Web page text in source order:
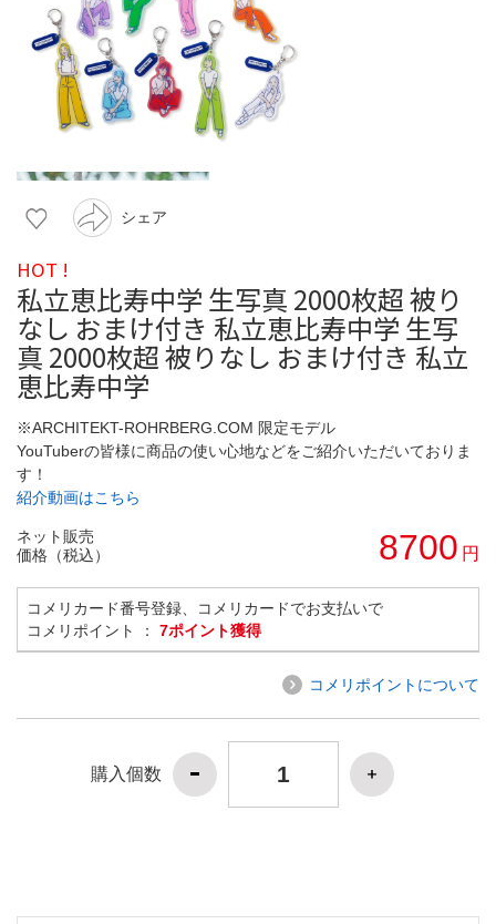
シェア
HOT !
私立恵比寿中学 生写真 2000枚超 被り
なし おまけ付き 私立恵比寿中学 生写
真 2000枚超 被りなし おまけ付き 私立
恵比寿中学
※ARCHITEKT-ROHRBERG.COM 限定モデル
YouTuberの皆様に商品の使い心地などをご紹介いただいておりま
す！
紹介動画はこちら
ネット販売
価格（税込）
8700 円
コメリカード番号登録、コメリカードでお支払いで
コメリポイント ： 7ポイント獲得
コメリポイントについて
購入個数